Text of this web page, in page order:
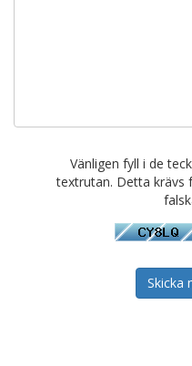
Vänligen fyll i de
textrutan. Detta krävs
Skicka